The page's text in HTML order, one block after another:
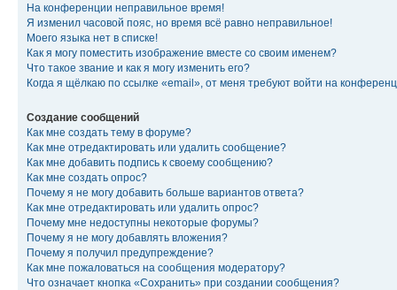
На конференции неправильное время!
Я изменил часовой пояс, но время всё равно неправильное!
Моего языка нет в списке!
Как я могу поместить изображение вместе со своим именем?
Что такое звание и как я могу изменить его?
Когда я щёлкаю по ссылке «email», от меня требуют войти на
Создание сообщений
Как мне создать тему в форуме?
Как мне отредактировать или удалить сообщение?
Как мне добавить подпись к своему сообщению?
Как мне создать опрос?
Почему я не могу добавить больше вариантов ответа?
Как мне отредактировать или удалить опрос?
Почему мне недоступны некоторые форумы?
Почему я не могу добавлять вложения?
Почему я получил предупреждение?
Как мне пожаловаться на сообщения модератору?
Что означает кнопка «Сохранить» при создании сообщения?